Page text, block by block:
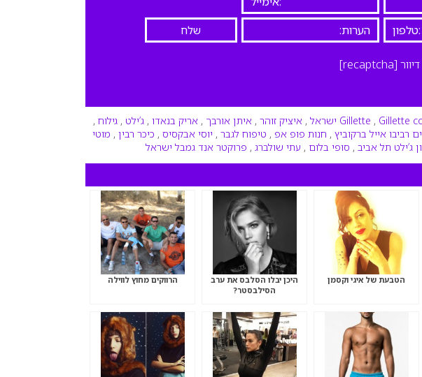
[recaptcha]
Gillette , Gillette
, איציק זוהר , איתן אורבך , אריק בנאדו , ג’ילט , גילוח ,
רביבו אייל ברקוביץ , חנות פופ אפ , טיפוח לגבר , יוסי אבקסיס , כיכר רבין , מוטי
ג’ילט תל אביב , סופי בלום , עתי שולברג , פרוקטר אנד גמבל ישראל
הטבעת של איגי וקסמן
היכן יבלו הסלבס את ערב
הסילבסטר?
הרווקים מחוץ לווילה